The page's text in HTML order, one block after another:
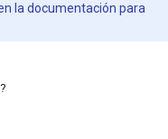
la documentación para